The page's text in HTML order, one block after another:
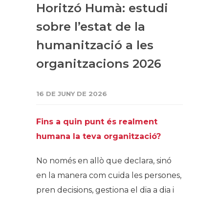
Horitzó Humà: estudi
sobre l’estat de la
humanització a les
organitzacions 2026
16 DE JUNY DE 2026
Fins a quin punt és realment
humana la teva organització?
No només en allò que declara, sinó
en la manera com cuida les persones,
pren decisions, gestiona el dia a dia i